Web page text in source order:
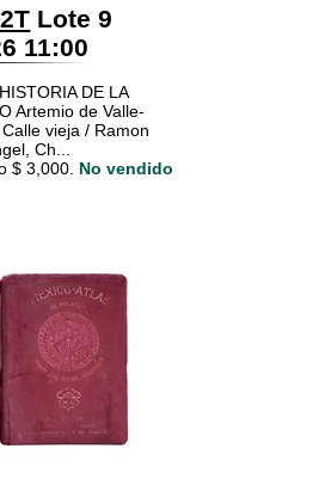
Lote 9
11:00
DE LA
Artemio de Valle-
vieja / Ramon
Ch...
$ 3,000. No vendido